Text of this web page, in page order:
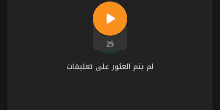
25
لم يتم العثور على تعليقات